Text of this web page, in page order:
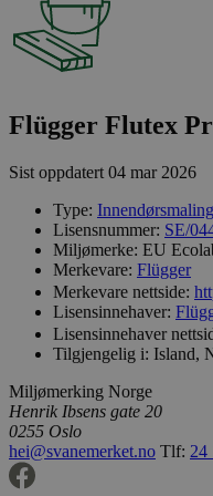
Flügger Flutex
Sist oppdatert 04 mar 2026
Type:
Lisensnummer: SE/
Miljømerke: EU
Merkevare: Flügger
Merkevare nettside:
Lisensinnehaver:
Lisensinnehaver
Tilgjengelig i: Island,
Miljømerking Norge
Henrik Ibsens gate 20
0255 Oslo
hei@svanemerket.no Tlf: 24